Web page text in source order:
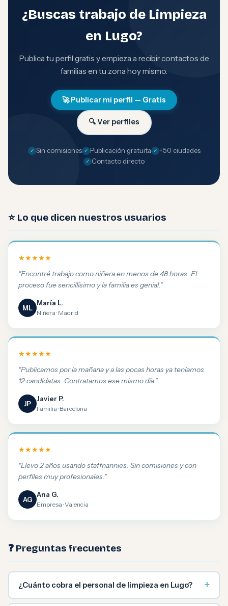
¿Buscas trabajo de Limpieza
en Lugo?
Publica tu perfil gratis y empieza a recibir contactos de
familias en tu zona hoy mismo.
🚀 Publicar mi perfil — Gratis
🔍 Ver perfiles
Sin comisiones Publicación gratuita
+50 ciudades
Contacto directo
⭐ Lo que dicen nuestros usuarios
★★★★★
"Encontré trabajo como niñera en menos de 48 horas. El
proceso fue sencillísimo y la familia es genial."
ML
María L.
Niñera · Madrid
★★★★★
"Publicamos por la mañana y a las pocas horas ya teníamos
12 candidatas. Contratamos ese mismo día."
JP
Javier P.
Familia · Barcelona
★★★★★
"Llevo 2 años usando staffnannies. Sin comisiones y con
perfiles muy profesionales."
AG
Ana G.
Empresa · Valencia
❓ Preguntas frecuentes
¿Cuánto cobra el personal de limpieza en Lugo? +